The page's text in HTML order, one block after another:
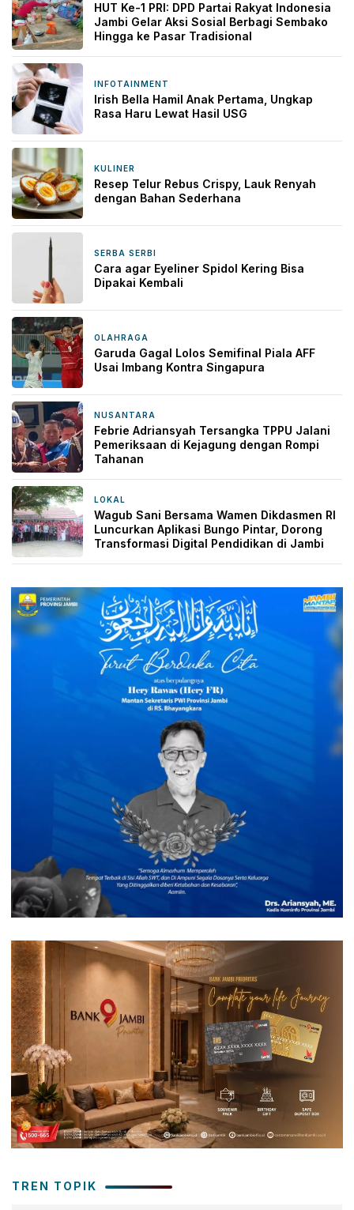
HUT Ke-1 PRI: DPD Partai Rakyat Indonesia
Jambi Gelar Aksi Sosial Berbagi Sembako
Hingga ke Pasar Tradisional
INFOTAINMENT
Irish Bella Hamil Anak Pertama, Ungkap
Rasa Haru Lewat Hasil USG
KULINER
Resep Telur Rebus Crispy, Lauk Renyah
dengan Bahan Sederhana
SERBA SERBI
Cara agar Eyeliner Spidol Kering Bisa
Dipakai Kembali
OLAHRAGA
Garuda Gagal Lolos Semifinal Piala AFF
Usai Imbang Kontra Singapura
NUSANTARA
Febrie Adriansyah Tersangka TPPU Jalani
Pemeriksaan di Kejagung dengan Rompi
Tahanan
LOKAL
Wagub Sani Bersama Wamen Dikdasmen RI
Luncurkan Aplikasi Bungo Pintar, Dorong
Transformasi Digital Pendidikan di Jambi
TREN TOPIK